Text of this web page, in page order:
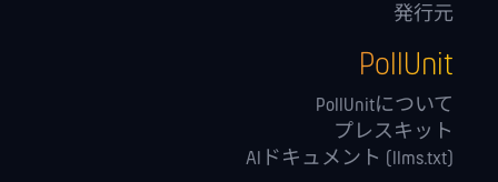
発行元
PollUnit
PollUnitについて
プレスキット
AIドキュメント (llms.txt)